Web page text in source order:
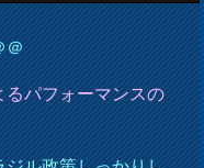
＠
パフォーマンスの